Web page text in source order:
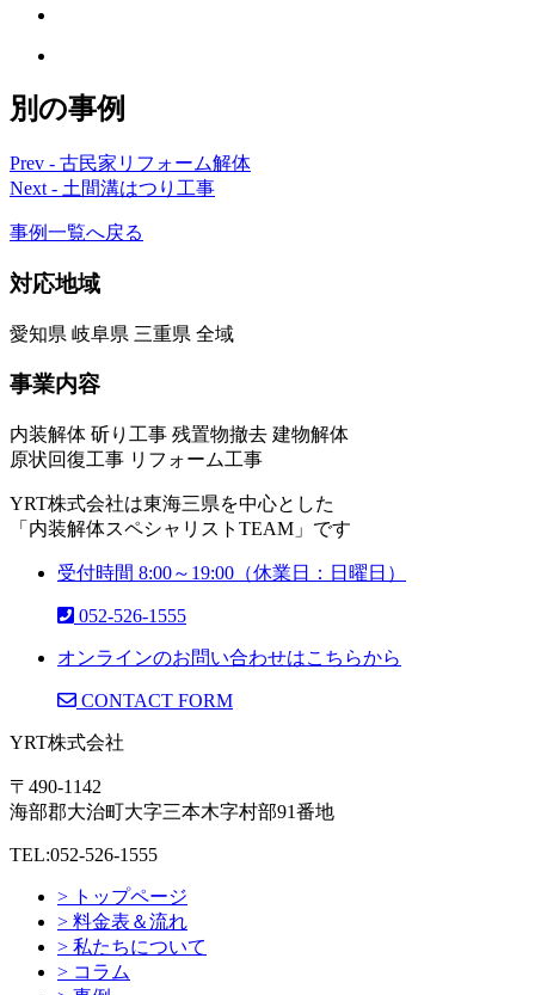
別の事例
Prev - 古民家リフォーム解体
Next - 土間溝はつり工事
事例一覧へ戻る
対応地域
愛知県 岐阜県 三重県 全域
事業内容
内装解体 斫り工事 残置物撤去 建物解体
原状回復工事 リフォーム工事
YRT株式会社は東海三県を中心とした
「内装解体スペシャリストTEAM」です
受付時間 8:00～19:00（休業日：日曜日）
052-526-1555
オンラインのお問い合わせはこちらから
CONTACT FORM
YRT株式会社
〒490-1142
海部郡大治町大字三本木字村部91番地
TEL:052-526-1555
> トップページ
> 料金表＆流れ
> 私たちについて
> コラム